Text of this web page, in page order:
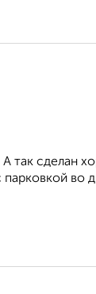
так сделан
во